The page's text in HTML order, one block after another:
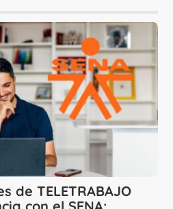
de TELETRABAJO